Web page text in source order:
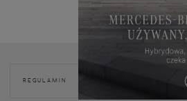
REGULAMIN